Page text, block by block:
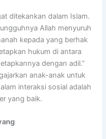
ditekankan dalam Islam.
Allah menyuruh
kepada yang berhak
hukum di antara
dengan adil.”
anak-anak untuk
interaksi sosial adalah
yang baik.